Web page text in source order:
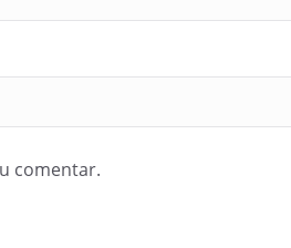
comentar.